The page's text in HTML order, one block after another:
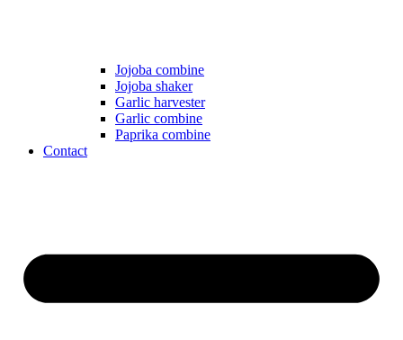
Jojoba combine
Jojoba shaker
Garlic harvester
Garlic combine
Paprika combine
Contact